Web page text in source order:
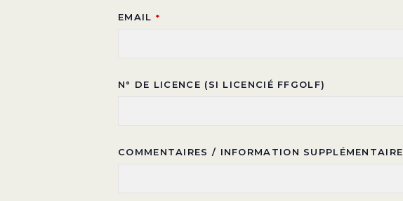
EMAIL *
N° DE LICENCE (SI LICENCIÉ FFGOLF)
COMMENTAIRES / INFORMATION SUPPLÉMENTAIRE